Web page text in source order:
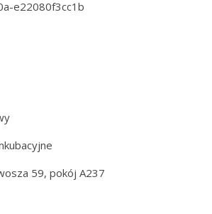
e22080f3cc1b
59, pokój A237